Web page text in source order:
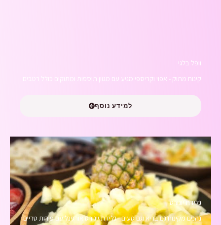
וופל בלגי
קינוח מתוק - אפוי וקריספי מגיע עם מגוון תוספות ומתוקים כולל רטבים
למידע נוסף
גלידת יוגורט
נהנים מקינוח גם בריא וגם טעים - גלידת יוגורט אורגינל עם פירות טריים